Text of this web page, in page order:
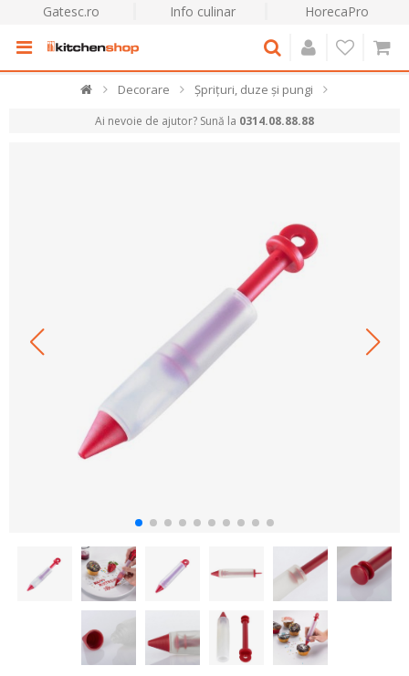
Gatesc.ro Info culinar HorecaPro
Decorare Șprițuri, duze și pungi
Ai nevoie de ajutor? Sună la 0314.08.88.88